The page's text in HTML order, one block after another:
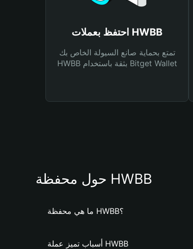
احتفظ بعملات HWBB
تمتع بحماية صانع السيولة الخاص بك
HWBB بثقة باستخدام Bitget Wallet
حول محفظة HWBB
ما هي محفظة HWBB؟
أسباب تميز عملة HWBB